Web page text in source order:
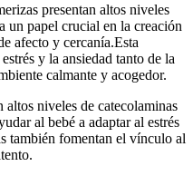
presentan altos niveles
un papel crucial en la creación
afecto y cercanía.Esta
y la ansiedad tanto de la
calmante y acogedor.
altos niveles de catecolaminas
al bebé a adaptar al estrés
también fomentan el vínculo al